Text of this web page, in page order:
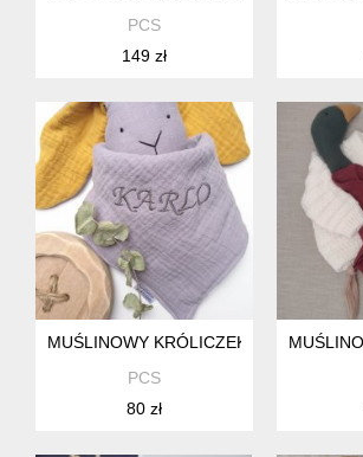
PCS
149 zł
MUŚLINOWY KRÓLICZEK
PCS
80 zł